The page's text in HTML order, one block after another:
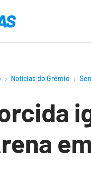
Notícias do Grêmio